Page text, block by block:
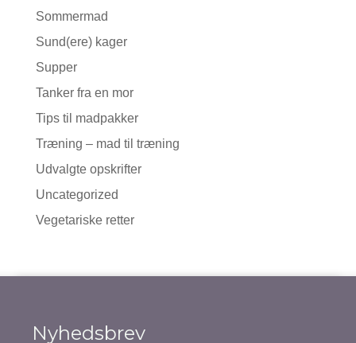
Sommermad
Sund(ere) kager
Supper
Tanker fra en mor
Tips til madpakker
Træning – mad til træning
Udvalgte opskrifter
Uncategorized
Vegetariske retter
Nyhedsbrev